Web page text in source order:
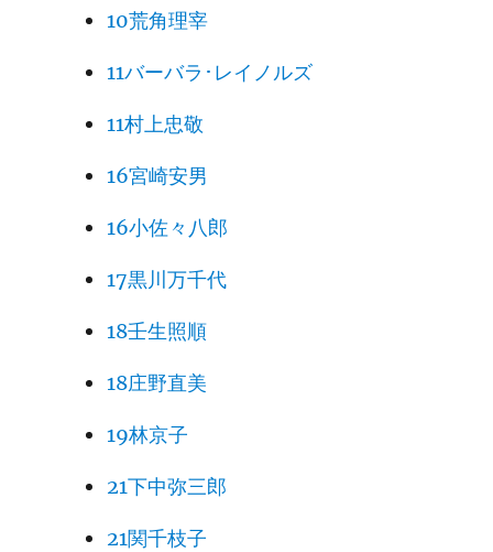
10荒角理宰
11バーバラ･レイノルズ
11村上忠敬
16宮崎安男
16小佐々八郎
17黒川万千代
18壬生照順
18庄野直美
19林京子
21下中弥三郎
21関千枝子